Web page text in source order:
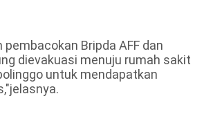
pembacokan Bripda AFF dan
dievakuasi menuju rumah sakit
untuk mendapatkan